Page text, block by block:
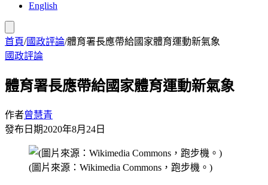
English
首頁/國政評論/體育署長應帶給國家體育運動新氣象
國政評論
體育署長應帶給國家體育運動新氣象
作者曾慧青
發布日期2020年8月24日
(圖片來源：Wikimedia Commons，跑步機。)